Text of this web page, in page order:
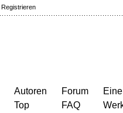
Registrieren
Autoren
Top
Forum
FAQ